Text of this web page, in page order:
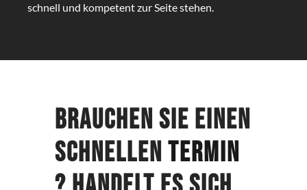
schnell und kompetent zur Seite stehen.
Brauchen Sie einen
schnellen Termin